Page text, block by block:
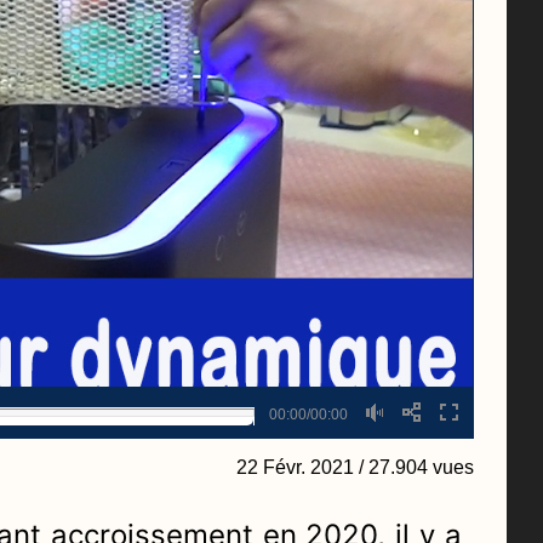
00:00/00:00
22 Févr. 2021/ 27.904 vues
accroissement en 2020, il y a